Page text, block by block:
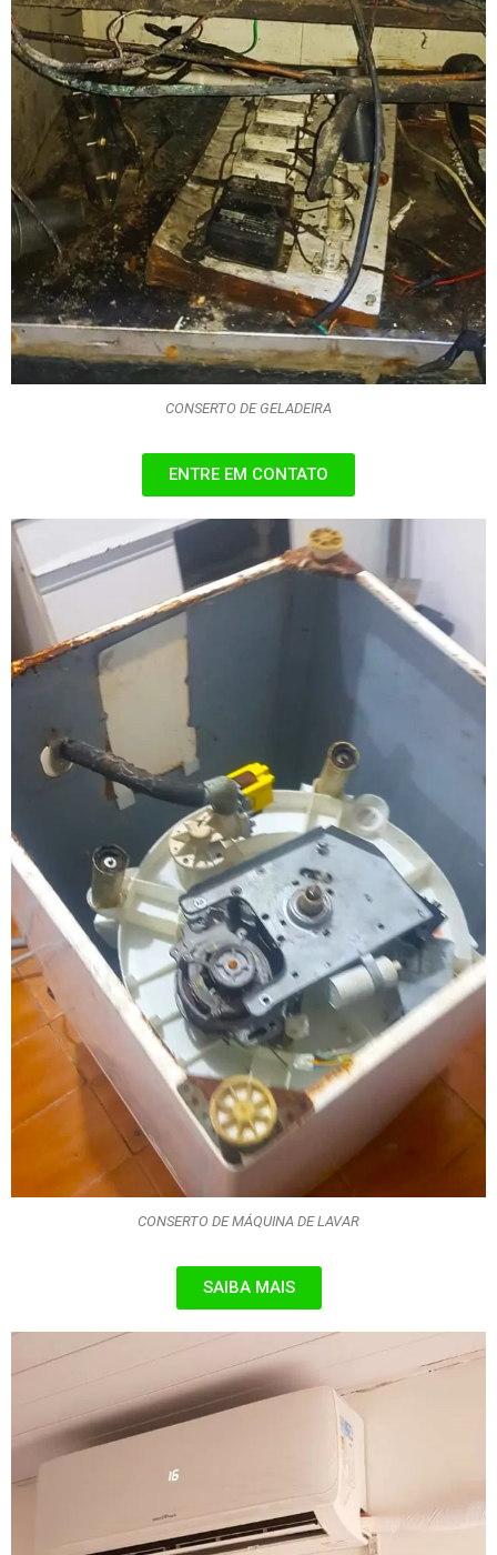
CONSERTO DE GELADEIRA
ENTRE EM CONTATO
CONSERTO DE MÁQUINA DE LAVAR
SAIBA MAIS